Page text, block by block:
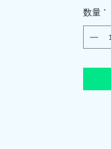
数量 *